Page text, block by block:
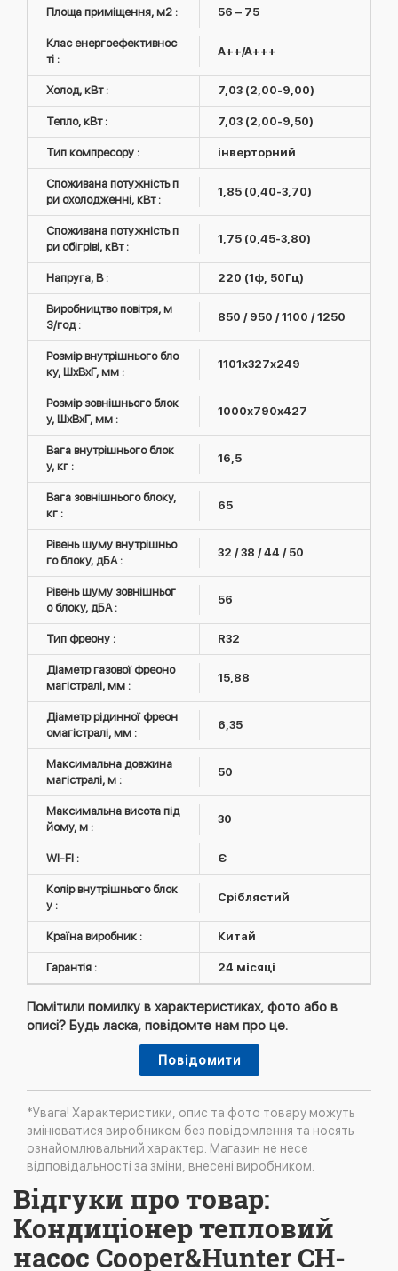
Площа приміщення, м2 : 56 – 75
Клас енергоефективнос
ті :
A++/A+++
Холод, кВт : 7,03 (2,00-9,00)
Тепло, кВт : 7,03 (2,00-9,50)
Тип компресору : інверторний
Споживана потужність п
ри охолодженні, кВт :
1,85 (0,40-3,70)
Споживана потужність п
ри обігріві, кВт :
1,75 (0,45-3,80)
Напруга, В : 220 (1ф, 50Гц)
Виробництво повітря, м
3/год :
850 / 950 / 1100 / 1250
Розмір внутрішнього бло
ку, ШxВxГ, мм :
1101х327х249
Розмір зовнішнього блок
у, ШxВxГ, мм :
1000х790х427
Вага внутрішнього блок
у, кг :
16,5
Вага зовнішнього блоку,
кг :
65
Рівень шуму внутрішньо
го блоку, дБА :
32 / 38 / 44 / 50
Рівень шуму зовнішньог
о блоку, дБА :
56
Тип фреону : R32
Діаметр газової фреоно
магістралі, мм :
15,88
Діаметр рідинної фреон
омагістралі, мм :
6,35
Максимальна довжина
магістралі, м :
50
Максимальна висота під
йому, м :
30
WI-FI : Є
Колір внутрішнього блок
у :
Сріблястий
Країна виробник : Китай
Гарантія : 24 місяці
Помітили помилку в характеристиках, фото або в
описі? Будь ласка, повідомте нам про це.
Повідомити
*Увага! Характеристики, опис та фото товару можуть
змінюватися виробником без повідомлення та носять
ознайомлювальний характер. Магазин не несе
відповідальності за зміни, внесені виробником.
Відгуки про товар:
Кондиціонер тепловий
насос Cooper&Hunter CH-